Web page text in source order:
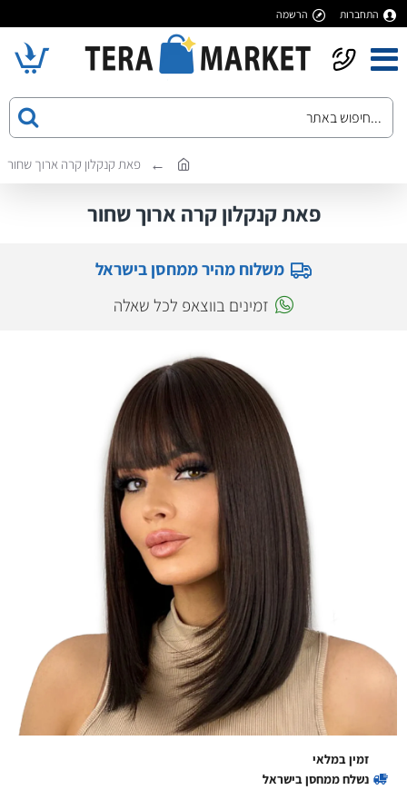
התחברות הרשמה
פאת קנקלון קרה ארוך שחור
פאת קנקלון קרה ארוך שחור
משלוח מהיר ממחסן בישראל
זמינים בווצאפ לכל שאלה
זמין במלאי
נשלח ממחסן בישראל